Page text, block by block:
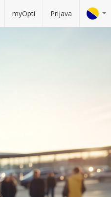
myOpti Prijava